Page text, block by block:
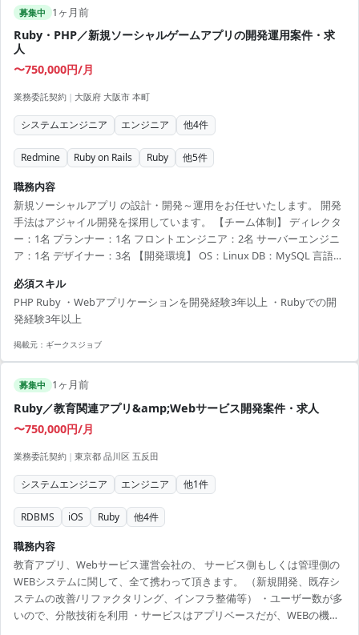
募集中 1ヶ月前
Ruby・PHP／新規ソーシャルゲームアプリの開発運用案件・求
人
〜750,000円/月
業務委託契約 | 大阪府 大阪市 本町
システムエンジニア エンジニア 他4件
Redmine Ruby on Rails Ruby 他5件
職務内容
新規ソーシャルアプリ の設計・開発～運用をお任せいたします。 開発
手法はアジャイル開発を採用しています。 【チーム体制】 ディレクタ
ー：1名 プランナー：1名 フロントエンジニア：2名 サーバーエンジニ
ア：1名 デザイナー：3名 【開発環境】 OS：Linux DB：MySQL 言語：
必須スキル
PHP Ruby ・Webアプリケーションを開発経験3年以上 ・Rubyでの開
発経験3年以上
掲載元： ギークスジョブ
募集中 1ヶ月前
Ruby／教育関連アプリ&amp;Webサービス開発案件・求人
〜750,000円/月
業務委託契約 | 東京都 品川区 五反田
システムエンジニア エンジニア 他1件
RDBMS iOS Ruby 他4件
職務内容
教育アプリ、Webサービス運営会社の、 サービス側もしくは管理側の
WEBシステムに関して、全て携わって頂きます。 （新規開発、既存シ
ステムの改善/リファクタリング、インフラ整備等） ・ユーザー数が多
いので、分散技術を利用 ・サービスはアプリベースだが、WEBの機能